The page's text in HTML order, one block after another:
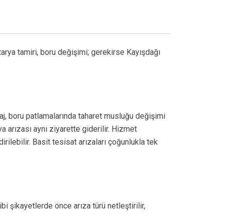
tamiri, boru değişimi; gerekirse Kayışdağı
boru patlamalarında taharet musluğu değişimi
arızası aynı ziyarette giderilir. Hizmet
Basit tesisat arızaları çoğunlukla tek
şikayetlerde önce arıza türü netleştirilir,